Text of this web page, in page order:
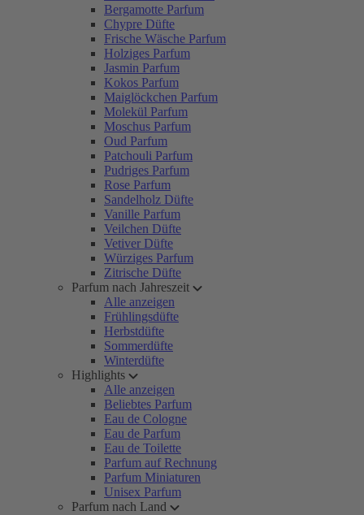
Bergamotte Parfum
Chypre Düfte
Frische Wäsche Parfum
Holziges Parfum
Jasmin Parfum
Kokos Parfum
Maiglöckchen Parfum
Molekül Parfum
Moschus Parfum
Oud Parfum
Patchouli Parfum
Pudriges Parfum
Rose Parfum
Sandelholz Düfte
Vanille Parfum
Veilchen Düfte
Vetiver Düfte
Würziges Parfum
Zitrische Düfte
Parfum nach Jahreszeit
Alle anzeigen
Frühlingsdüfte
Herbstdüfte
Sommerdüfte
Winterdüfte
Highlights
Alle anzeigen
Beliebtes Parfum
Eau de Cologne
Eau de Parfum
Eau de Toilette
Parfum auf Rechnung
Parfum Miniaturen
Unisex Parfum
Parfum nach Land